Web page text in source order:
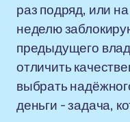
раз подряд, или
неделю
предыдущего
отличить
выбрать
деньги - задача,